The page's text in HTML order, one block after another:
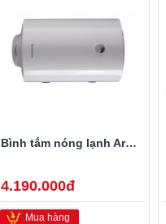
Bình tắm nóng lạnh Ariston PRO-R40SH 2.5FE 40 Lít
4.190.000đ
Mua hàng